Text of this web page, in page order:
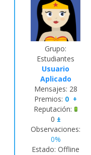
Grupo:
Estudiantes
Usuario
Aplicado
Mensajes: 28
Premios: 0 +
Reputación:
0 ±
Observaciones:
0%
Estado: Offline